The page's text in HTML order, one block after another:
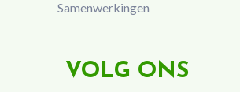
Samenwerkingen
VOLG ONS